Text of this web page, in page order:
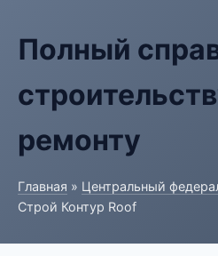
Полный
ремонту
Главная » Центральный
Строй Контур Roof